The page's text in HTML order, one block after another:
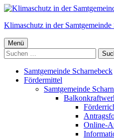
Springe
Inhalt
Klimaschutz in der Samtgemeinde
Primäres
Menü
Menü
Samtgemeinde Scharnebeck
Fördermittel
Samtgemeinde
Online-